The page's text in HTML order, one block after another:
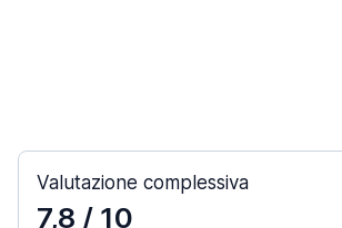
Valutazione complessiva
7,8 / 10